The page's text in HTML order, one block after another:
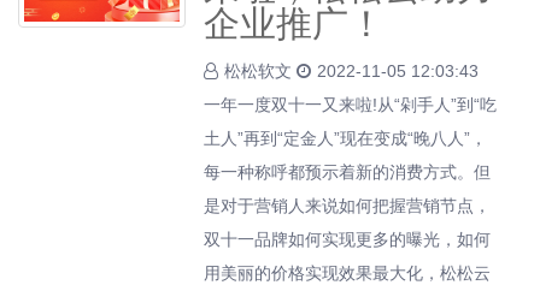
企业推广！
松松软文
2022-11-05 12:03:43
一年一度双十一又来啦!从“剁手人”到“吃
土人”再到“定金人”现在变成“晚八人”，
每一种称呼都预示着新的消费方式。但
是对于营销人来说如何把握营销节点，
双十一品牌如何实现更多的曝光，如何
用美丽的价格实现效果最大化，松松云